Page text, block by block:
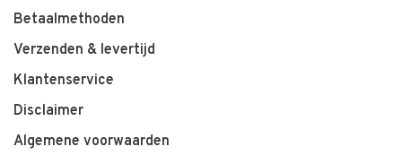
Betaalmethoden
Verzenden & levertijd
Klantenservice
Disclaimer
Algemene voorwaarden